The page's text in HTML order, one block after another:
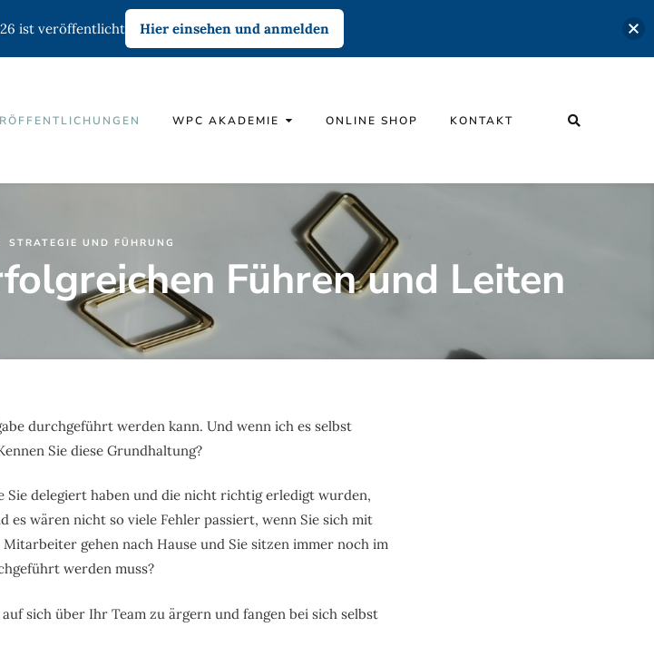
WPC AKADEMIE ONLINE SHOP KONTAKT
STRATEGIE UND FÜHRUNG
Führen und Leiten
durchgeführt werden kann. Und wenn ich es selbst
Sie diese Grundhaltung?
Sie delegiert haben und die nicht richtig erledigt wurden,
es wären nicht so viele Fehler passiert, wenn Sie sich mit
gehen nach Hause und Sie sitzen immer noch im
werden muss?
sich über Ihr Team zu ärgern und fangen bei sich selbst
ist veröffentlicht Hier einsehen und anmelden